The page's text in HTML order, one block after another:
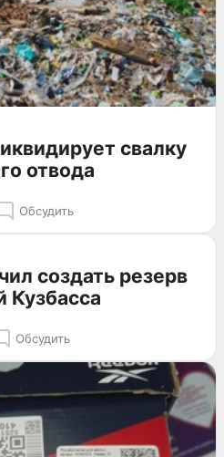
свалку
отвода
Обсудить
создать резерв
Кузбасса
Обсудить